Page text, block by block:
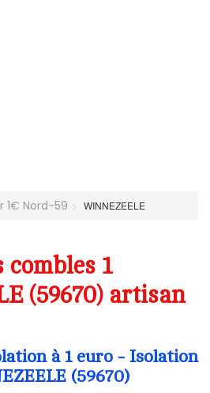
1€ Nord-59 WINNEZEELE
1
(59670) artisan
à 1 euro - Isolation
(59670)